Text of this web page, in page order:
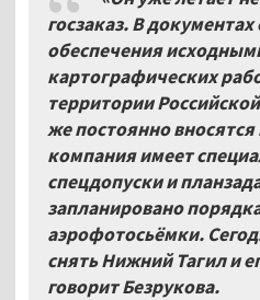
госзаказ. В
обеспечения
картографических
территории
же постоянно
компания имеет
спецдопуски и
запланировано
аэрофотосьёмки.
снять Нижний Тагил и
говорит Безрукова.